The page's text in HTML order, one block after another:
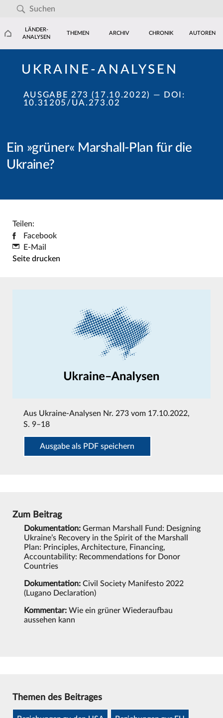
LÄNDER-
ANALYSEN
THEMEN ARCHIV CHRONIK AUTOREN
UKRAINE-ANALYSEN
AUSGABE 273 (17.10.2022)
— DOI:
10.31205/UA.273.02
Ein »grüner« Marshall-Plan für die
Ukraine?
Teilen:
Facebook
E-Mail
Seite drucken
Aus Ukraine-Analysen Nr. 273 vom 17.10.2022,
S. 9–18
Ausgabe als PDF speichern
Zum Beitrag
Dokumentation: German Marshall Fund: Designing
Ukraine’s Recovery in the Spirit of the Marshall
Plan: Principles, Architecture, Financing,
Accountability: Recommendations for Donor
Countries
Dokumentation: Civil Society Manifesto 2022
(Lugano Declaration)
Kommentar: Wie ein grüner Wiederaufbau
aussehen kann
Themen des Beitrages